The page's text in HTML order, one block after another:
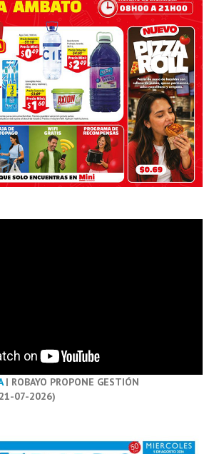
| ROBAYO PROPONE GESTIÓN
07-2026)